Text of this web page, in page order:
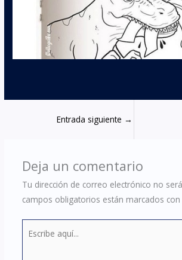
Entrada siguiente →
Deja un comentario
Tu dirección de correo electrónico no
campos obligatorios están marcados con